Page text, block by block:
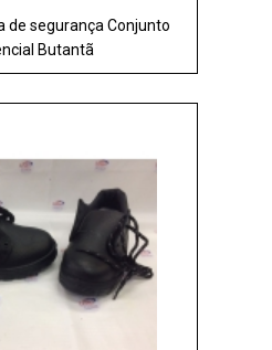
de segurança Conjunto
Butantã